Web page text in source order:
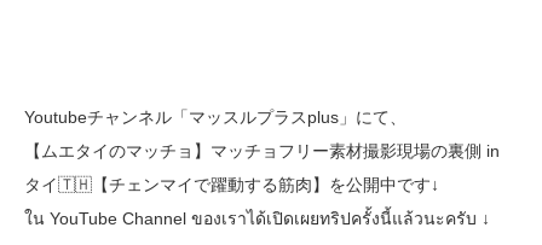
Youtubeチャンネル「マッスルプラスplus」にて、
【ムエタイのマッチョ】マッチョフリー素材撮影現場の裏側 in
タイ🇹🇭【チェンマイで躍動する筋肉】を公開中です↓
ใน YouTube Channel ของเราได้เปิดเผยทริปครั้งนี้แล้วนะครับ ↓